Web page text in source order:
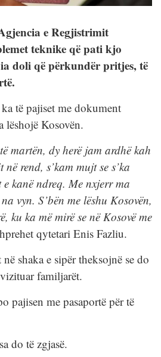
e Regjistrimit
teknike që pati kjo
doli që përkundër pritjes, të
të pajiset me dokument
Kosovën.
martën, dy herë jam ardhë kah
rend, s’kam mujt se s’ka
kanë ndreq. Me nxjerr ma
vyn. S’bën me lëshu Kosovën,
ku ka më mirë se në Kosovë me
qytetari Enis Fazliu.
shaka e sipër theksojnë se do
familjarët.
pajisen me pasaportë për të
do të zgjasë.